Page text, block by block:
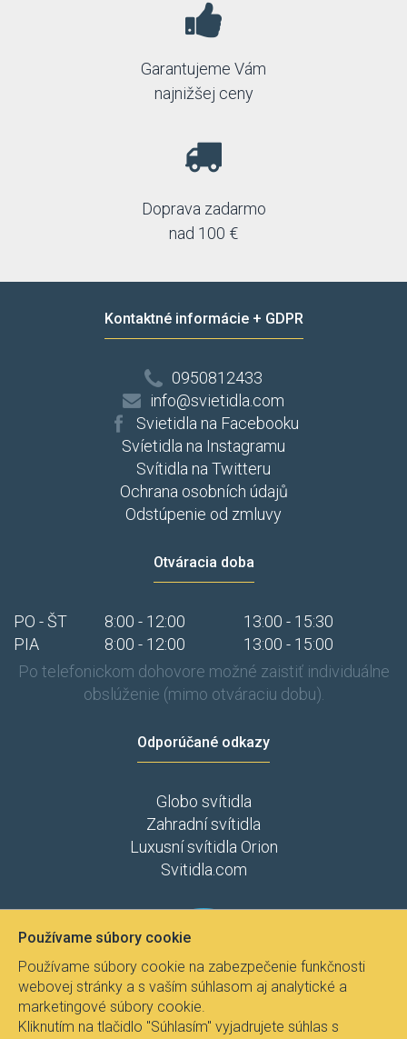
Garantujeme Vám
najnižšej ceny
Doprava zadarmo
nad 100 €
Kontaktné informácie + GDPR
0950812433
info@svietidla.com
Svietidla na Facebooku
Svíetidla na Instagramu
Svítidla na Twitteru
Ochrana osobních údajů
Odstúpenie od zmluvy
Otváracia doba
PO - ŠT 8:00 - 12:00
13:00 - 15:30
PIA
8:00 - 12:00
13:00 - 15:00
Po telefonickom dohovore možné zaistiť individuálne
obslúženie (mimo otváraciu dobu).
Odporúčané odkazy
Globo svítidla
Zahradní svítidla
Luxusní svítidla Orion
Svitidla.com
Používame súbory cookie
Používame súbory cookie na zabezpečenie funkčnosti
webovej stránky a s vaším súhlasom aj analytické a
marketingové súbory cookie.
Kliknutím na tlačidlo "Súhlasím" vyjadrujete súhlas s